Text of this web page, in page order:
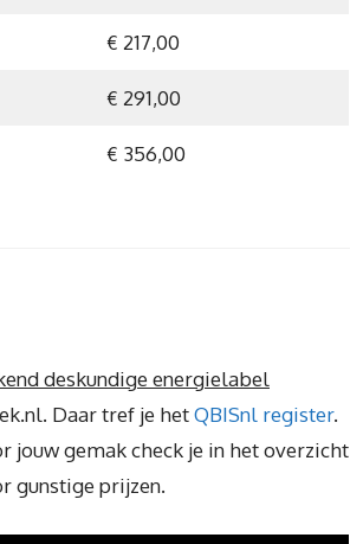
€ 217,00
€ 291,00
€ 356,00
deskundige energielabel
Daar tref je hetQBISnl register.
jouw gemak check je in het overzicht
gunstige prijzen.